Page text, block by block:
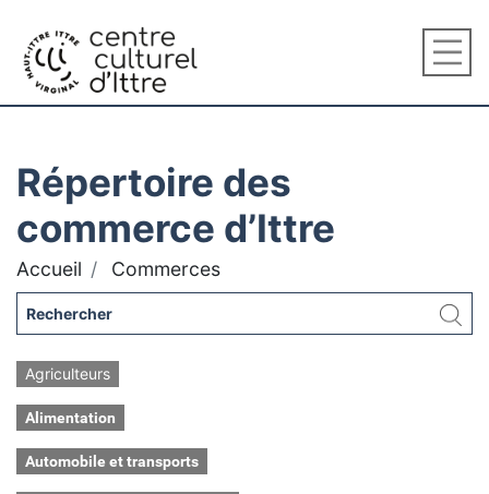
Répertoire des
commerce d’Ittre
Accueil Commerces
Agriculteurs
Alimentation
Automobile et transports